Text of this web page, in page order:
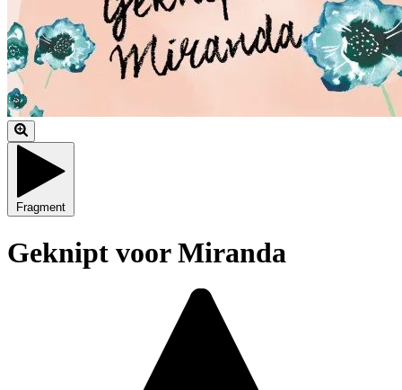
Fragment
Geknipt voor Miranda